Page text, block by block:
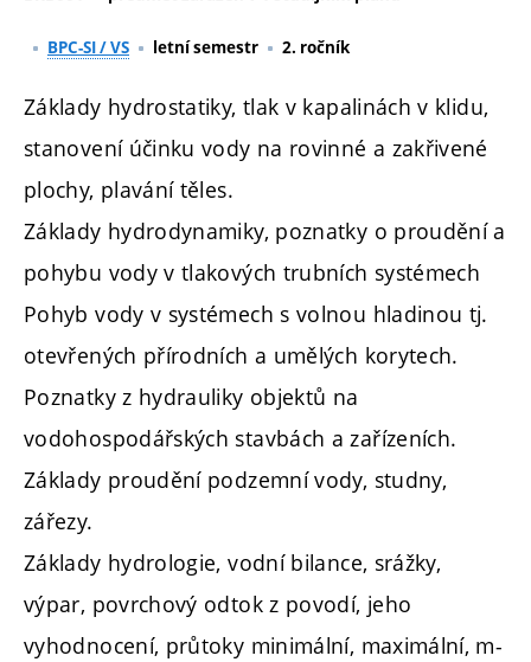
BPC-SI / VS letní semestr 2. ročník
Základy hydrostatiky, tlak v kapalinách v klidu,
stanovení účinku vody na rovinné a zakřivené
plochy, plavání těles.
Základy hydrodynamiky, poznatky o proudění a
pohybu vody v tlakových trubních systémech
Pohyb vody v systémech s volnou hladinou tj.
otevřených přírodních a umělých korytech.
Poznatky z hydrauliky objektů na
vodohospodářských stavbách a zařízeních.
Základy proudění podzemní vody, studny,
zářezy.
Základy hydrologie, vodní bilance, srážky,
výpar, povrchový odtok z povodí, jeho
vyhodnocení, průtoky minimální, maximální, m-